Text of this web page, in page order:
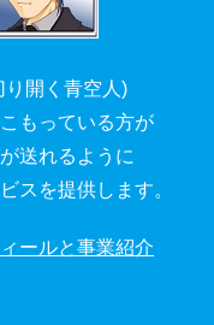
り開く青空人)
もっている方が
送れるように
スを提供します。
ールと事業紹介